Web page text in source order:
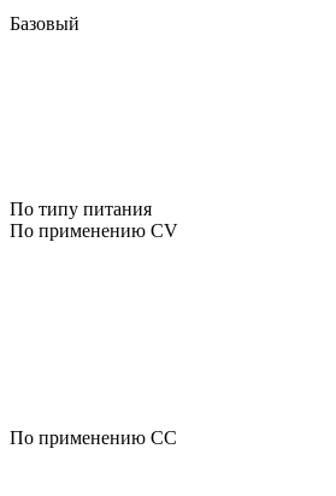
Базовый
По типу питания
По применению CV
По применению CC